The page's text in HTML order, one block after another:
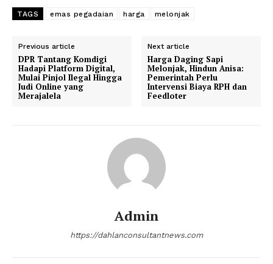
TAGS emas pegadaian harga melonjak
Previous article
DPR Tantang Komdigi
Hadapi Platform Digital,
Mulai Pinjol Ilegal Hingga
Judi Online yang
Merajalela
Next article
Harga Daging Sapi
Melonjak, Hindun Anisa:
Pemerintah Perlu
Intervensi Biaya RPH dan
Feedloter
Admin
https://dahlanconsultantnews.com